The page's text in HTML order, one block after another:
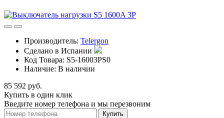
Производитель: Telergon
Сделано в Испании
Код Товара: S5-16003PS0
Наличие: В наличии
85 592 руб.
Купить в один клик
Введите номер телефона и мы перезвоним
Купить